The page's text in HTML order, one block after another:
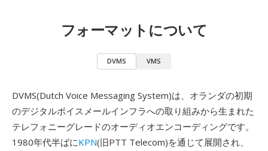
フォーマットについて
DVMS VMS
DVMS(Dutch Voice Messaging System)は、オランダの初期
のデジタルボイスメールインフラへの取り組みから生まれた
テレフォニーグレードのオーディオエンコーディングです。
1980年代半ばにKPN(旧PTT Telecom)を通じて展開され、